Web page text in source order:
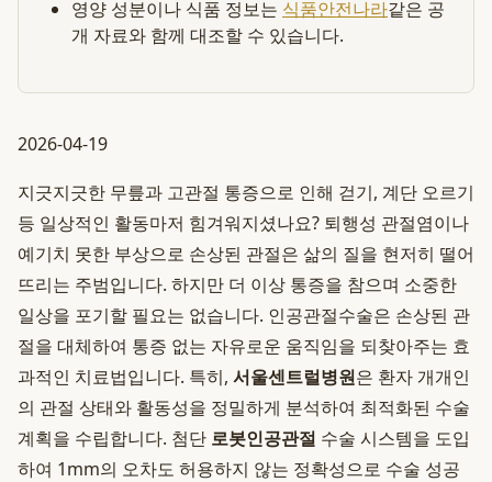
영양 성분이나 식품 정보는 식품안전나라같은 공
개 자료와 함께 대조할 수 있습니다.
2026-04-19
지긋지긋한 무릎과 고관절 통증으로 인해 걷기, 계단 오르기
등 일상적인 활동마저 힘겨워지셨나요? 퇴행성 관절염이나
예기치 못한 부상으로 손상된 관절은 삶의 질을 현저히 떨어
뜨리는 주범입니다. 하지만 더 이상 통증을 참으며 소중한
일상을 포기할 필요는 없습니다. 인공관절수술은 손상된 관
절을 대체하여 통증 없는 자유로운 움직임을 되찾아주는 효
과적인 치료법입니다. 특히, 서울센트럴병원은 환자 개개인
의 관절 상태와 활동성을 정밀하게 분석하여 최적화된 수술
계획을 수립합니다. 첨단 로봇인공관절 수술 시스템을 도입
하여 1mm의 오차도 허용하지 않는 정확성으로 수술 성공